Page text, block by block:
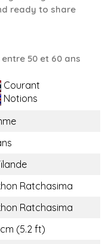
ready to share
50 et 60 ans
Courant
Notions
Ratchasima
Ratchasima
(5.2 ft)